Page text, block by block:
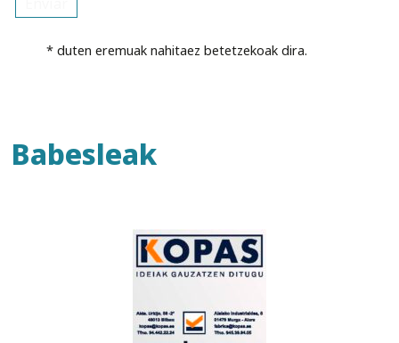
* duten eremuak nahitaez betetzekoak dira.
Babesleak